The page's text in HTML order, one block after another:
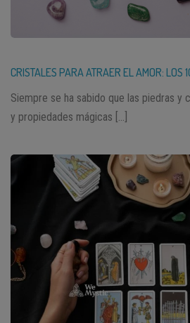
CRISTALES PARA ATRAER EL AMOR: LOS
Siempre se ha sabido que las piedras y
y propiedades mágicas […]